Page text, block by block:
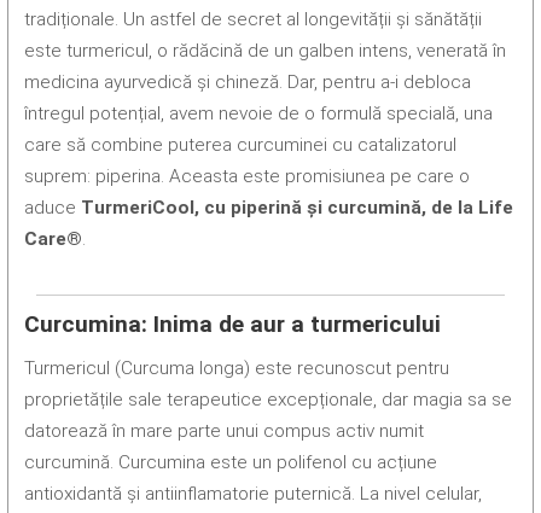
tradiționale. Un astfel de secret al longevității și sănătății
este turmericul, o rădăcină de un galben intens, venerată în
medicina ayurvedică și chineză. Dar, pentru a-i debloca
întregul potențial, avem nevoie de o formulă specială, una
care să combine puterea curcuminei cu catalizatorul
suprem: piperina. Aceasta este promisiunea pe care o
aduce TurmeriCool, cu piperină și curcumină, de la Life
Care®
Curcumina: Inima de aur a turmericului
Turmericul (Curcuma longa) este recunoscut pentru
proprietățile sale terapeutice excepționale, dar magia sa se
datorează în mare parte unui compus activ numit
curcumină. Curcumina este un polifenol cu acțiune
antioxidantă și antiinflamatorie puternică. La nivel celular,